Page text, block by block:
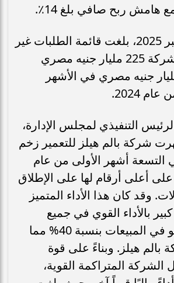
بحلول 30 سبتمبر 2025، بلغت قائمة الطلبات غير
المسلَّمة من الشركة 225 مليار جنيه مصري
بـ 110 مليار جنيه مصري في الأشهر
2024.
التنفيذي لمجلس الإدارة،
شركة بالم هيلز للتعمير زخم
التسعة أشهر الأولى من عام
على أعلى أرقام لها على الإطلاق
وقد كان هذا الأداء المتميز
بالأداء القوي في جميع
المناطق، مع نمو في المبيعات بنسبة 40% مما
هيلز. وبناءً على قوة
الشركة المتراكمة القوية،